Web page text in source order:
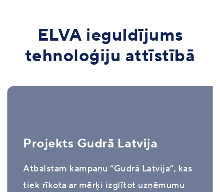
ELVA ieguldījums
tehnoloģiju attīstībā
Projekts Gudrā Latvija
Atbalstam kampaņu “Gudrā Latvija”, kas
tiek rīkota ar mērķi izglītot uzņēmumu